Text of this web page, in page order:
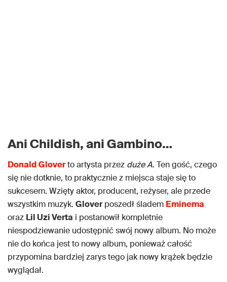
Ani Childish, ani Gambino…
DonaldGloverto artysta przez duże A. Ten gość, czego
się nie dotknie, to praktycznie z miejsca staje się to
sukcesem. Wzięty aktor, producent, reżyser, ale przede
wszystkim muzyk. Gloverposzedł śladem Eminema
oraz Lil Uzi Verta i postanowił kompletnie
niespodziewanie udostępnić swój nowy album. No może
nie do końca jest to nowy album, ponieważ całość
przypomina bardziej zarys tego jak nowy krążek będzie
wyglądał.